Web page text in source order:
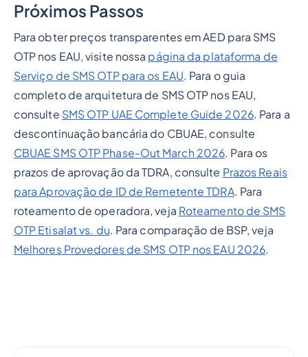
Próximos Passos
Para obter preços transparentes em AED para SMS
OTP nos EAU, visite nossa página da plataforma de
Serviço de SMS OTP para os EAU. Para o guia
completo de arquitetura de SMS OTP nos EAU,
consulte SMS OTP UAE Complete Guide 2026. Para a
descontinuação bancária do CBUAE, consulte
CBUAE SMS OTP Phase-Out March 2026. Para os
prazos de aprovação da TDRA, consulte Prazos Reais
para Aprovação de ID de Remetente TDRA. Para
roteamento de operadora, veja Roteamento de SMS
OTP Etisalat vs. du. Para comparação de BSP, veja
Melhores Provedores de SMS OTP nos EAU 2026.